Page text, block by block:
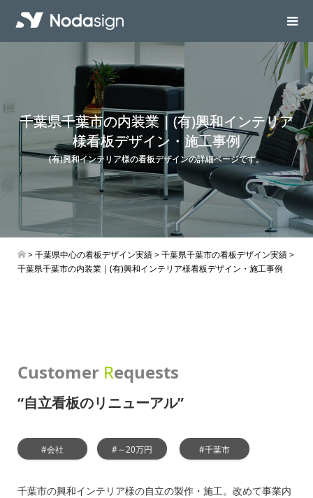
千葉県千葉市の内装業｜(有)興和インテリア
様看板デザイン・施工事例
(有)興和インテリア様の看板デザインの詳細ページです。
>千葉県中心の看板デザイン実績>千葉県千葉市の看板デザイン実績>
千葉県千葉市の内装業｜(有)興和インテリア様看板デザイン・施工事例
Customer Requests
“自立看板のリニューアル”
#会社 #～20万円 #千葉市
千葉市の興和インテリア様の自立の製作・施工。改めて事業内